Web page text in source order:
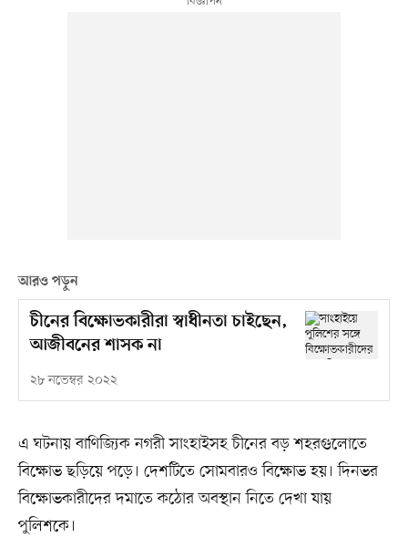
আরও পড়ুন
চীনের বিক্ষোভকারীরা স্বাধীনতা চাইছেন,
আজীবনের শাসক না
২৮ নভেম্বর ২০২২
এ ঘটনায় বাণিজ্যিক নগরী সাংহাইসহ চীনের বড় শহরগুলোতে
বিক্ষোভ ছড়িয়ে পড়ে। দেশটিতে সোমবারও বিক্ষোভ হয়। দিনভর
বিক্ষোভকারীদের দমাতে কঠোর অবস্থান নিতে দেখা যায়
পুলিশকে।